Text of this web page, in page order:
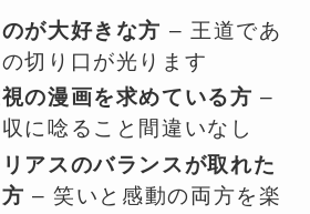
が大好きな方 – 王道であ
切り口が光ります
の漫画を求めている方 –
に唸ること間違いなし
アスのバランスが取れた
– 笑いと感動の両方を楽